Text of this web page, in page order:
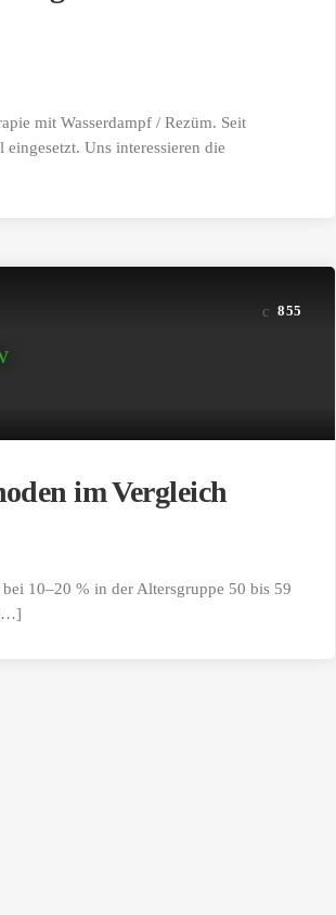
mit Wasserdampf / Rezüm. Seit
Uns interessieren die
855
im Vergleich
10–20 % in der Altersgruppe 50 bis 59
[…]